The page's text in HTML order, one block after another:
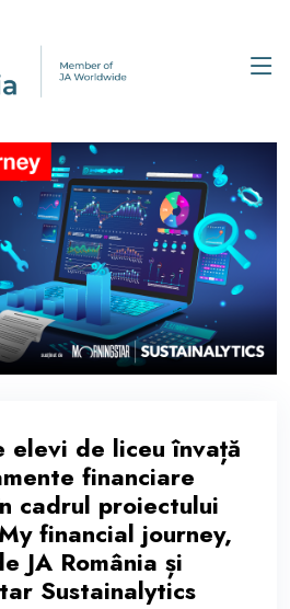
elevi de liceu învață
financiare
cadrul proiectului
financial journey,
JA România și
Sustainalytics